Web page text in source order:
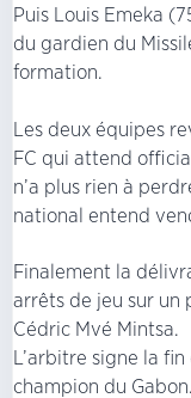
Puis Louis Emeka
du gardien du
formation.
Les deux équipes
FC qui attend
n’a plus rien à
national entend
Finalement la
arrêts de jeu sur
Cédric Mvé Mintsa.
L’arbitre signe la
champion du Gabon.